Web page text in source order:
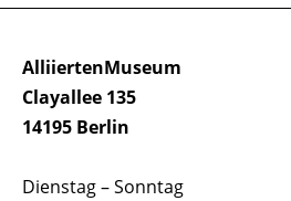
AlliiertenMuseum
Clayallee 135
14195 Berlin
Dienstag – Sonntag